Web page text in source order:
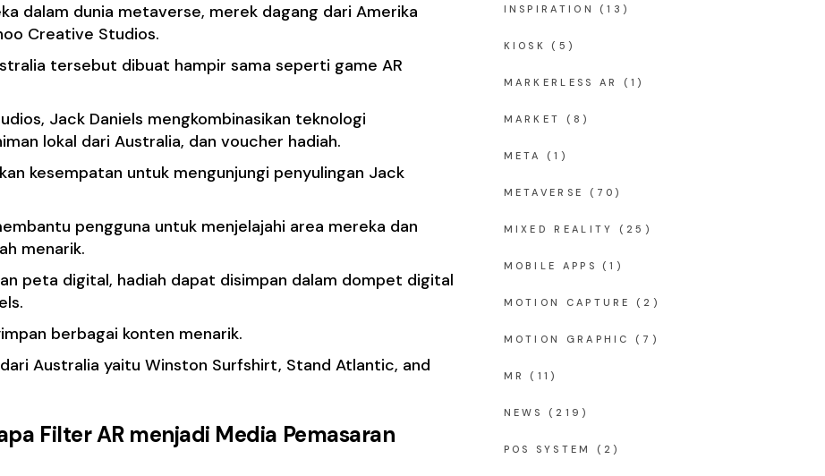
dalam dunia metaverse, merek dagang dari Amerika
Creative Studios.
tersebut dibuat hampir sama seperti game AR
Jack Daniels mengkombinasikan teknologi
lokal dari Australia, dan voucher hadiah.
kesempatan untuk mengunjungi penyulingan Jack
pengguna untuk menjelajahi area mereka dan
menarik.
peta digital, hadiah dapat disimpan dalam dompet digital
berbagai konten menarik.
Australia yaitu Winston Surfshirt, Stand Atlantic, and
Filter AR menjadi Media Pemasaran
INSPIRATION (13)
KIOSK (5)
MARKERLESS AR (1)
MARKET (8)
META (1)
METAVERSE (70)
MIXED REALITY (25)
MOBILE APPS (1)
MOTION CAPTURE (2)
MOTION GRAPHIC (7)
MR (11)
NEWS (219)
POS SYSTEM (2)